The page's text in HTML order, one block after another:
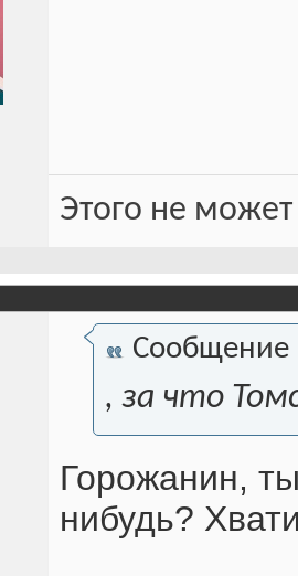
Этого не
Сообщение
, за что
Горожанин,
нибудь?